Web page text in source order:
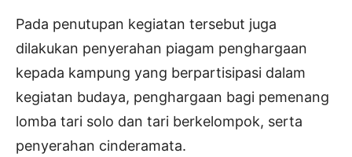
Pada penutupan kegiatan tersebut juga
dilakukan penyerahan piagam penghargaan
kepada kampung yang berpartisipasi dalam
kegiatan budaya, penghargaan bagi pemenang
lomba tari solo dan tari berkelompok, serta
penyerahan cinderamata.